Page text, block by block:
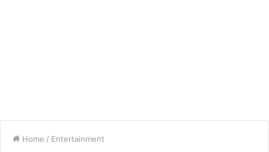
Home / Entertainment